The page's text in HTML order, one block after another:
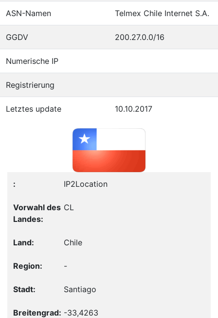
ASN-Namen Telmex Chile Internet S.A.
GGDV 200.27.0.0/16
Numerische IP
Registrierung
Letztes update 10.10.2017
IP2Location
CL
Chile
-
Santiago
-33,4263